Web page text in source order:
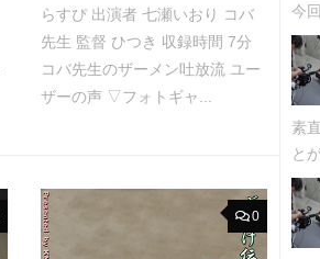
らすぴ 出演者 七瀬いおり コバ
先生 監督 ひつき 収録時間 7分
コバ先生のザーメン吐放流 ユー
ザーの声 ▽フォトギャ...
0
今
素
と